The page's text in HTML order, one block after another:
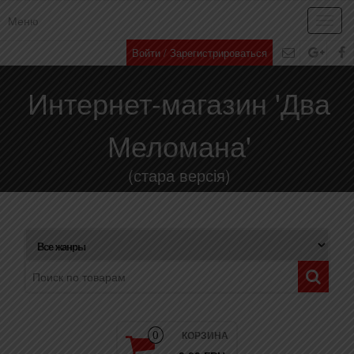
Меню
Войти / Зарегистрироваться
Интернет-магазин 'Два
Меломана'
(стара версія)
0 КОРЗИНА